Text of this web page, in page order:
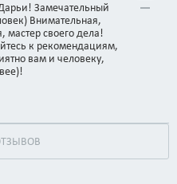
Замечательный
Внимательная,
мастер своего дела!
к рекомендациям,
вам и человеку,